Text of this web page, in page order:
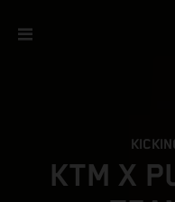
KTM X